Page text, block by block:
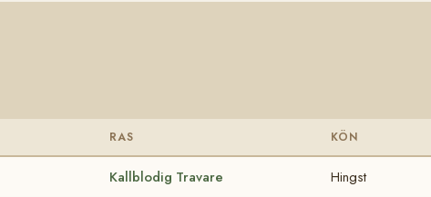
RAS KÖN
Kallblodig Travare Hingst